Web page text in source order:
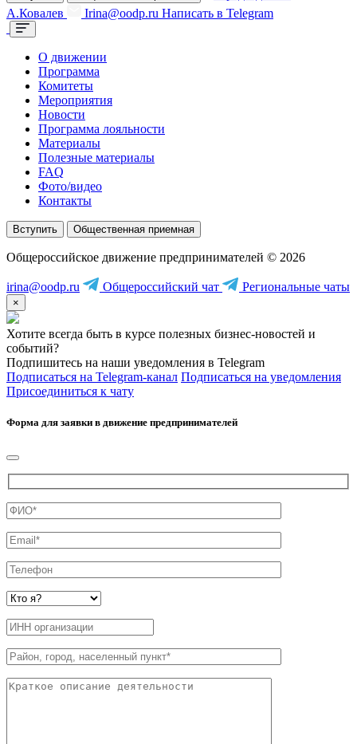
А.Ковалев
Irina@oodp.ru Написать в Telegram
О движении
Программа
Комитеты
Мероприятия
Новости
Программа лояльности
Материалы
Полезные материалы
FAQ
Фото/видео
Контакты
Вступить Общественная приемная
Общероссийское движение предпринимателей © 2026
irina@oodp.ru Общероссийский чат Региональные чаты
×
Хотите всегда быть в курсе полезных бизнес-новостей и
событий?
Подпишитесь на наши уведомления в Telegram
Подписаться на Telegram-канал Подписаться на уведомления
Присоединиться к чату
Форма для заявки в движение предпринимателей